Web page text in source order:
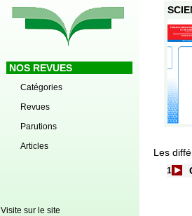
NOS REVUES
Catégories
Revues
Parutions
Articles
Visite sur le site
Les
1